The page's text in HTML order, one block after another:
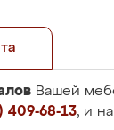
Вашей
409-68-13, и